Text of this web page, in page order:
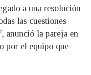
a una resolución
las cuestiones
anunció la pareja en
por el equipo que